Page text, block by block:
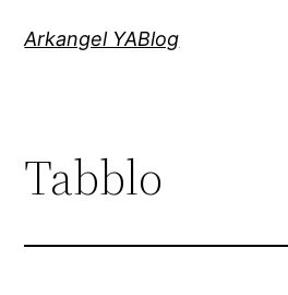
Arkangel YABlog
Tabblo